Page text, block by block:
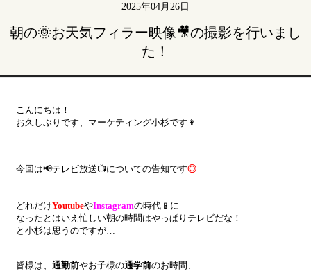
2025年04月26日
朝の🌞お天気フィラー映像🎥の撮影を行いまし
た！
こんにちは！
お久しぶりです、マーケティング小杉です👩
今回は📢テレビ放送📺についての告知です◎
どれだけYoutubeやInstagramの時代📱に
なったとはいえ忙しい朝の時間はやっぱりテレビだな！
と小杉は思うのですが…
皆様は、通勤前やお子様の通学前のお時間、